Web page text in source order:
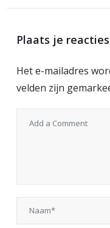
Plaats je
Het e-mailadres
velden zijn